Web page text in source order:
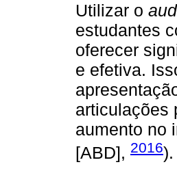
Utilizar o
estudantes
oferecer
e efetiva.
articulações
aumento no
[ABD], 2016).